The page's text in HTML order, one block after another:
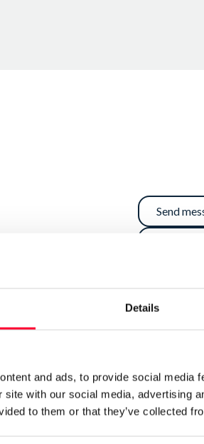
Details
and ads, to provide social media
site with our social media, advertising
to them or that they’ve collected
Send
obra maestra es el